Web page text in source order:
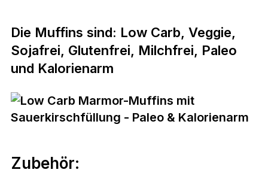
Die Muffins sind: Low Carb, Veggie,
Sojafrei, Glutenfrei, Milchfrei, Paleo
und Kalorienarm
Zubehör: